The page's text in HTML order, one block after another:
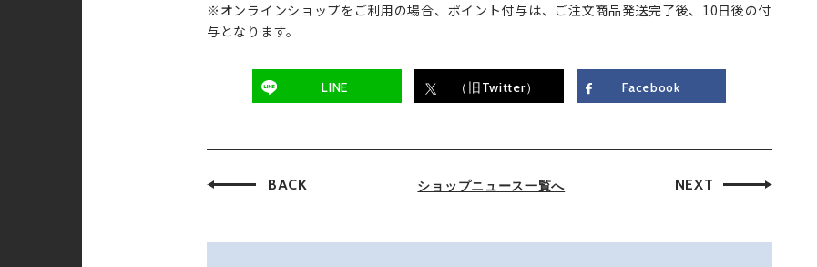
※オンラインショップをご利用の場合、ポイント付与は、ご注文商品発送完了後、10日後の付
与となります。
LINE （旧Twitter） Facebook
BACK ショップニュース一覧へ NEXT